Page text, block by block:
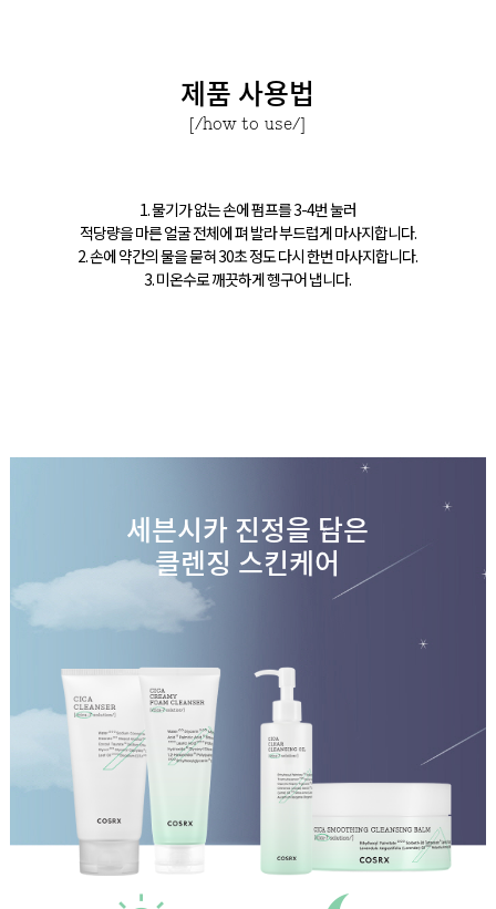
제품 사용법
[/how to use/]
1. 물기가 없는 손에 펌프를 3-4번 눌러
적당량을 마른 얼굴 전체에 펴 발라 부드럽게 마사지합니다.
2. 손에 약간의 물을 묻혀 30초 정도 다시 한번 마사지합니다.
3. 미온수로 깨끗하게 헹구어 냅니다.
세븐시카 진정을 담은
클렌징 스킨케어